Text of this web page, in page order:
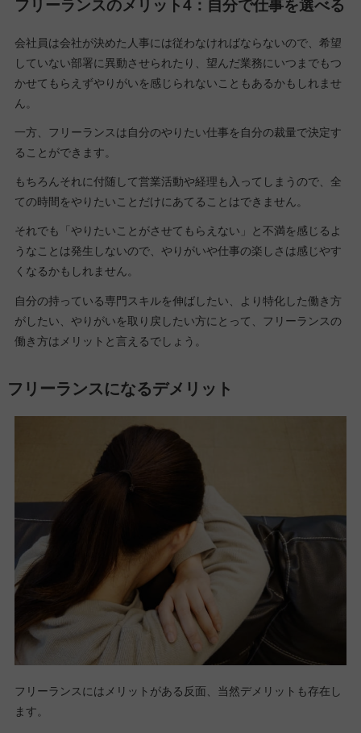
フリーランスのメリット4：自分で仕事を選べる
会社員は会社が決めた人事には従わなければならないので、希望
していない部署に異動させられたり、望んだ業務にいつまでもつ
かせてもらえずやりがいを感じられないこともあるかもしれませ
ん。
一方、フリーランスは自分のやりたい仕事を自分の裁量で決定す
ることができます。
もちろんそれに付随して営業活動や経理も入ってしまうので、全
ての時間をやりたいことだけにあてることはできません。
それでも「やりたいことがさせてもらえない」と不満を感じるよ
うなことは発生しないので、やりがいや仕事の楽しさは感じやす
くなるかもしれません。
自分の持っている専門スキルを伸ばしたい、より特化した働き方
がしたい、やりがいを取り戻したい方にとって、フリーランスの
働き方はメリットと言えるでしょう。
フリーランスになるデメリット
フリーランスにはメリットがある反面、当然デメリットも存在し
ます。